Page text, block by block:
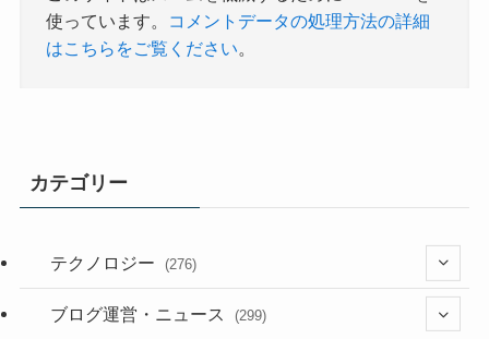
使っています。
コメントデータの処理方法の詳細
はこちらをご覧ください。
カテゴリー
テクノロジー (276)
(36)
ブログ運営・ニュース (299)